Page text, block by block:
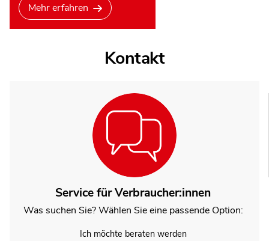
Mehr erfahren
Kontakt
Service für Verbraucher:innen
Was suchen Sie? Wählen Sie eine passende Option:
Ich möchte beraten werden